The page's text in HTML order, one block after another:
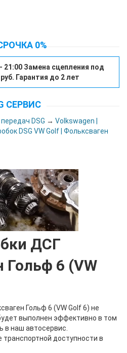
0%
21:00 Замена сцепления под
Гарантия до 2 лет
СЕРВИС
DSG → Volkswagen |
DSG VW Golf | Фольксваген
ДСГ
Гольф 6 (VW
Гольф 6 (VW Golf 6) не
выполнен эффективно в том
в наш автосервис.
транспортной доступности в